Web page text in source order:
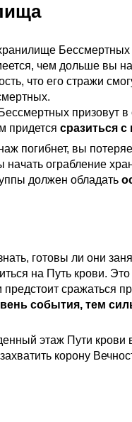
Бессмертных
чем дольше вы
что его стражи
призовут в
придется сразиться
погибнет, вы
начать ограбление
должен обладать
готовы ли они
на Путь крови.
сражаться
события, тем
этаж Пути крови
корону